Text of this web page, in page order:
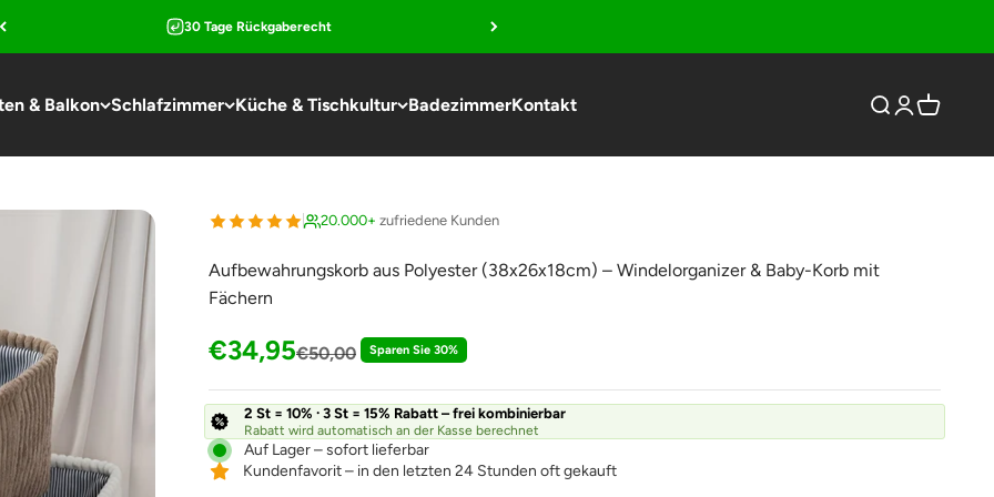
30 Tage Rückgaberecht
& Balkon Schlafzimmer Küche & Tischkultur BadezimmerKontakt
Suche öffnen
20.000+ zufriedene Kunden
Aufbewahrungskorb aus Polyester (38x26x18cm) – Windelorganizer & Baby-Korb mit
Fächern
Angebot
€34,95Regulärer Preis
€50,00 Sparen Sie 30%
2 St = 10% · 3 St = 15% Rabatt – frei kombinierbar
Rabatt wird automatisch an der Kasse berechnet
Auf Lager – sofort lieferbar
Kundenfavorit – in den letzten 24 Stunden oft gekauft